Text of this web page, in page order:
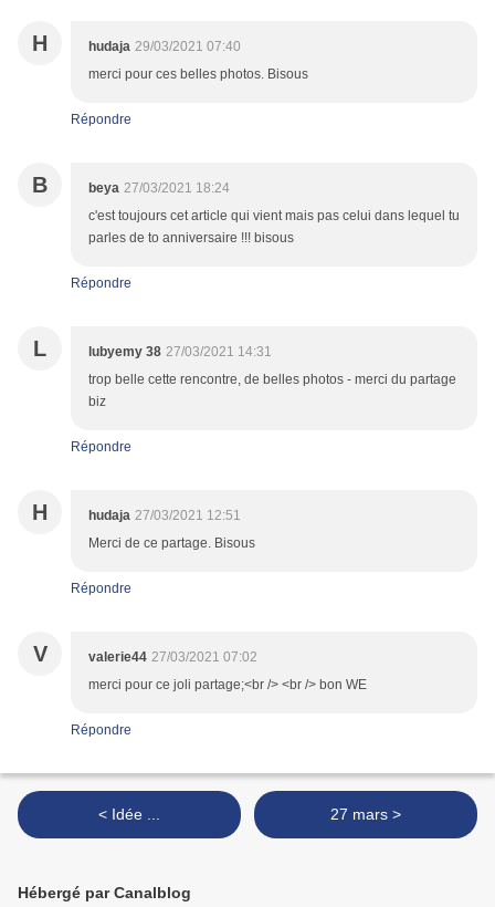
H hudaja 29/03/2021 07:40
merci pour ces belles photos. Bisous
Répondre
B beya 27/03/2021 18:24
c'est toujours cet article qui vient mais pas celui dans lequel tu
parles de to anniversaire !!! bisous
Répondre
L lubyemy 38 27/03/2021 14:31
trop belle cette rencontre, de belles photos - merci du partage
biz
Répondre
H hudaja 27/03/2021 12:51
Merci de ce partage. Bisous
Répondre
V valerie44 27/03/2021 07:02
merci pour ce joli partage;<br /> <br /> bon WE
Répondre
< Idée ... 27 mars >
Hébergé par Canalblog